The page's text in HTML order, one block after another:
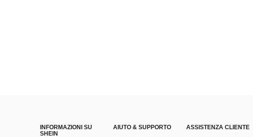
INFORMAZIONI SU
SHEIN
AIUTO & SUPPORTO
ASSISTENZA CLIENTE